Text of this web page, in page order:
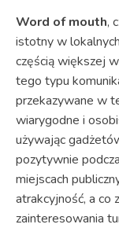
Word of mouth,
istotny w
częścią większej
tego typu
przekazywane w
wiarygodne i
używając
pozytywnie
miejscach
atrakcyjność, a co
zainteresowania